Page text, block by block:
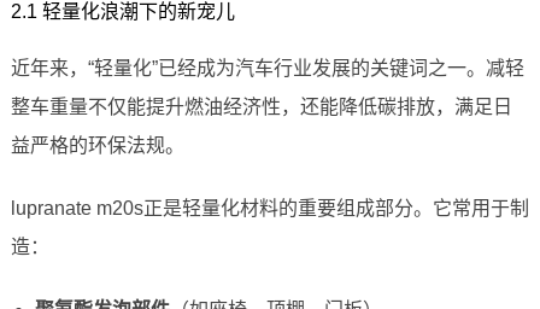
2.1 轻量化浪潮下的新宠儿
近年来，“轻量化”已经成为汽车行业发展的关键词之一。减轻
整车重量不仅能提升燃油经济性，还能降低碳排放，满足日
益严格的环保法规。
lupranate m20s正是轻量化材料的重要组成部分。它常用于制
造：